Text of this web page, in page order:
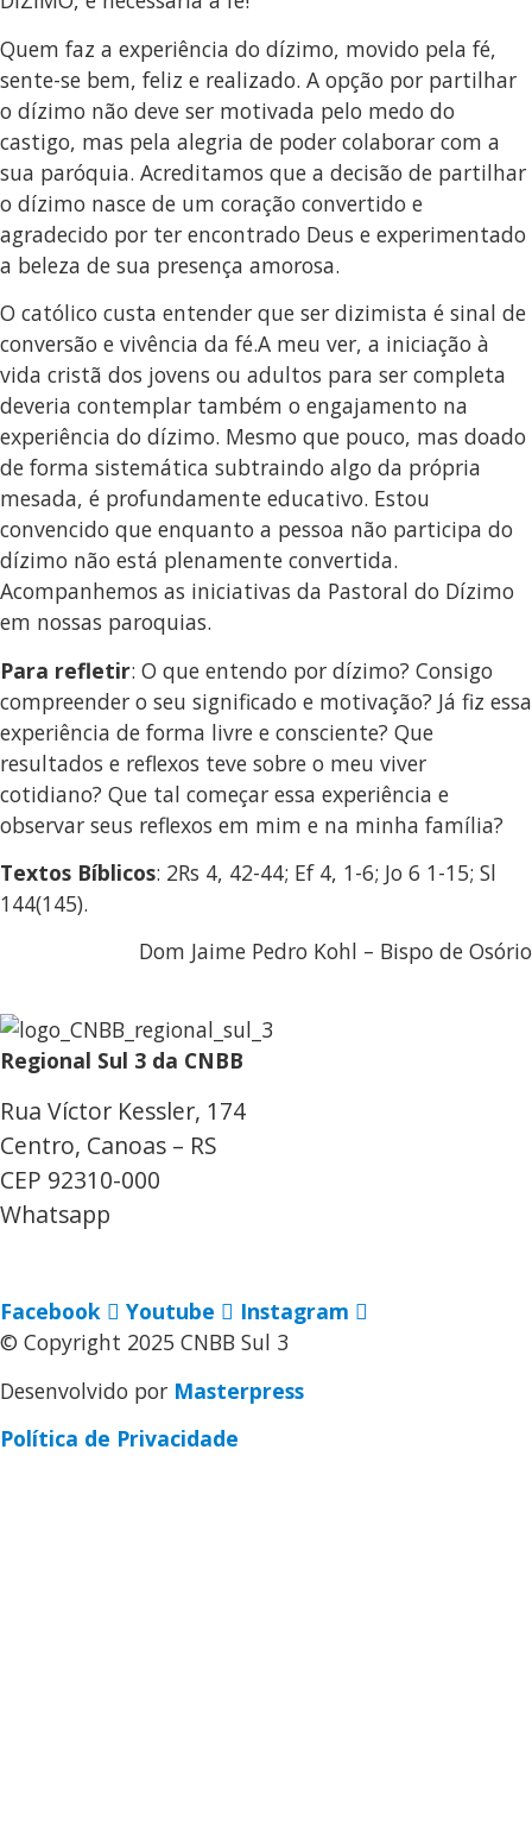
Quem faz a experiência do dízimo, movido pela fé,
sente-se bem, feliz e realizado. A opção por partilhar
o dízimo não deve ser motivada pelo medo do
castigo, mas pela alegria de poder colaborar com a
sua paróquia. Acreditamos que a decisão de partilhar
o dízimo nasce de um coração convertido e
agradecido por ter encontrado Deus e experimentado
a beleza de sua presença amorosa.
O católico custa entender que ser dizimista é sinal de
conversão e vivência da fé.A meu ver, a iniciação à
vida cristã dos jovens ou adultos para ser completa
deveria contemplar também o engajamento na
experiência do dízimo. Mesmo que pouco, mas doado
de forma sistemática subtraindo algo da própria
mesada, é profundamente educativo. Estou
convencido que enquanto a pessoa não participa do
dízimo não está plenamente convertida.
Acompanhemos as iniciativas da Pastoral do Dízimo
em nossas paroquias.
Para refletir: O que entendo por dízimo? Consigo
compreender o seu significado e motivação? Já fiz essa
experiência de forma livre e consciente? Que
resultados e reflexos teve sobre o meu viver
cotidiano? Que tal começar essa experiência e
observar seus reflexos em mim e na minha família?
Textos Bíblicos: 2Rs 4, 42-44; Ef 4, 1-6; Jo 6 1-15; Sl
144(145).
Dom Jaime Pedro Kohl – Bispo de Osório
Regional Sul 3 da CNBB
Rua Víctor Kessler, 174
Centro, Canoas – RS
CEP 92310-000
Whatsapp
Facebook
Youtube
Instagram
© Copyright 2025 CNBB Sul 3
Desenvolvido por Masterpress
Política de Privacidade